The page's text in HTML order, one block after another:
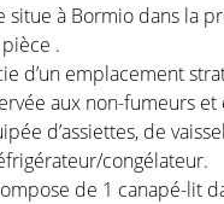
situe à Bormio dans la
.
d’un emplacement
aux non-fumeurs
d’assiettes, de
congélateur.
de 1 canapé-lit